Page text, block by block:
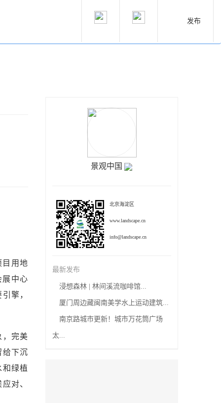
发布
目用地
展中心
擎，
，完美
给下沉
和绿植
对、
景观中国
北京海淀区
www.landscape.cn
info@landscape.cn
最新发布
浸想森林 | 林间溪流咖啡馆...
厦门周边藏闽南美学水上运动建筑...
南京路城市更新！城市万花筒广场
太...